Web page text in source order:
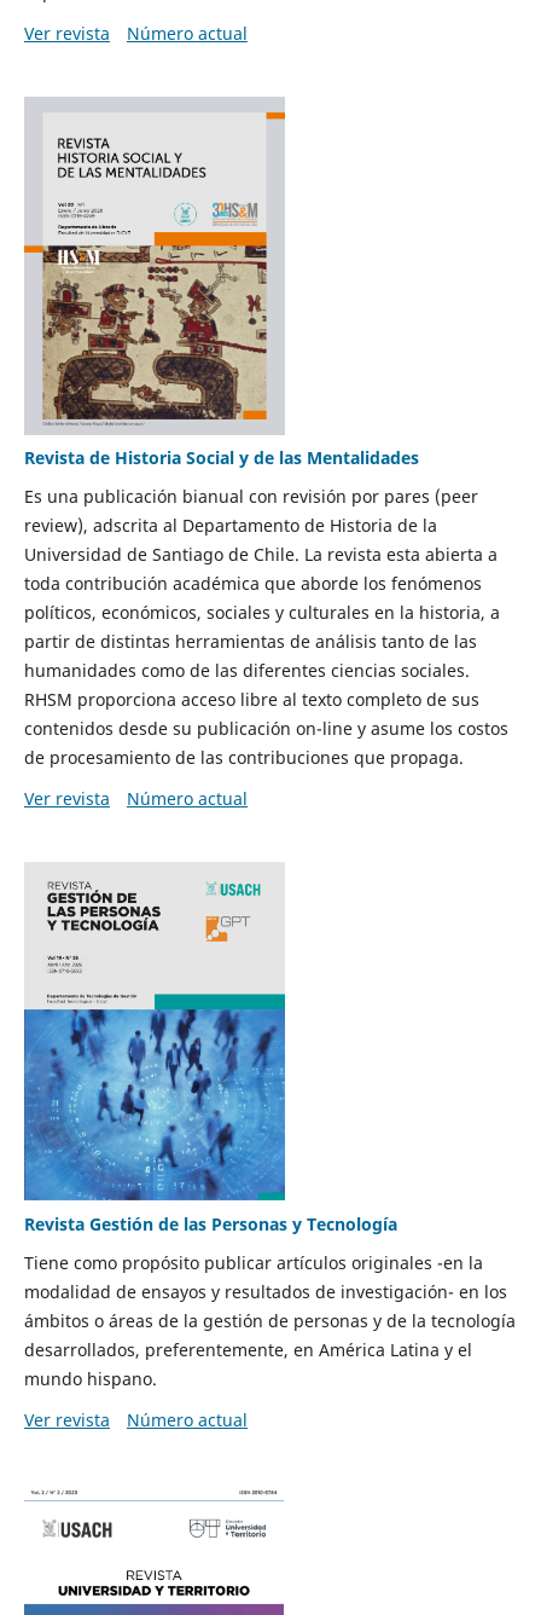
Ver revista
Número actual
Revista de Historia Social y de las Mentalidades
Es una publicación bianual con revisión por pares (peer
review), adscrita al Departamento de Historia de la
Universidad de Santiago de Chile. La revista esta abierta a
toda contribución académica que aborde los fenómenos
políticos, económicos, sociales y culturales en la historia, a
partir de distintas herramientas de análisis tanto de las
humanidades como de las diferentes ciencias sociales.
RHSM proporciona acceso libre al texto completo de sus
contenidos desde su publicación on-line y asume los costos
de procesamiento de las contribuciones que propaga.
Ver revista
Número actual
Revista Gestión de las Personas y Tecnología
Tiene como propósito publicar artículos originales -en la
modalidad de ensayos y resultados de investigación- en los
ámbitos o áreas de la gestión de personas y de la tecnología
desarrollados, preferentemente, en América Latina y el
mundo hispano.
Ver revista
Número actual